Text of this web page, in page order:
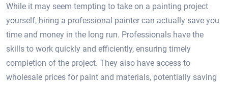
While it may seem tempting to take on a painting project
yourself, hiring a professional painter can actually save you
time and money in the long run.​ Professionals have the
skills to work quickly and efficiently, ensuring timely
completion of the project.​ They also have access to
wholesale prices for paint and materials, potentially saving